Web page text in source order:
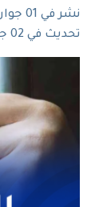
نشر في 01 جوان 2026 - 17:57
تحديث في 02 جوان 2026 - 09:46